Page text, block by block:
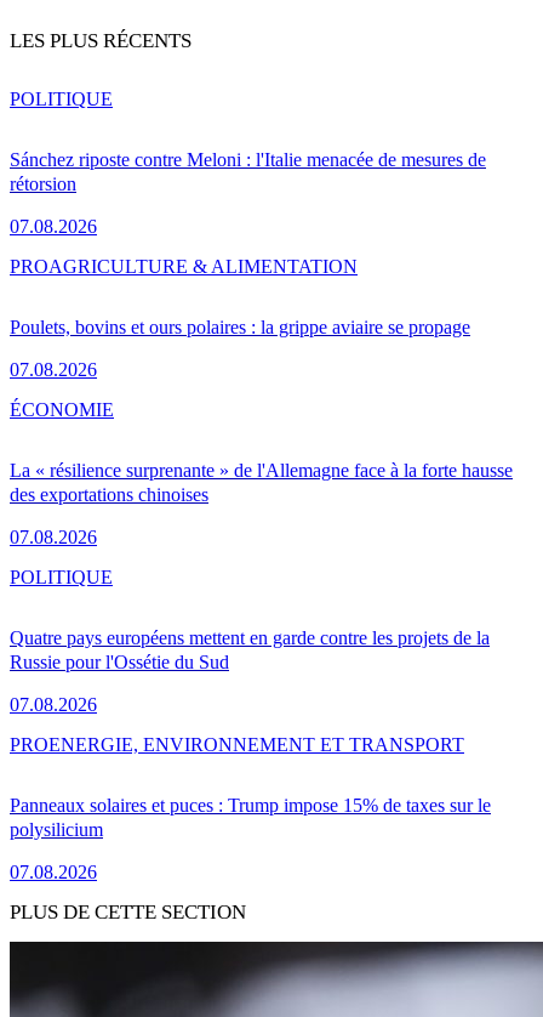
LES PLUS RÉCENTS
Sánchez riposte contre Meloni : l'Italie menacée de mesures de
rétorsion
07.08.2026
POLITIQUE
Poulets, bovins et ours polaires : la grippe aviaire se propage
07.08.2026
PROAGRICULTURE & ALIMENTATION
La « résilience surprenante » de l'Allemagne face à la forte hausse
des exportations chinoises
07.08.2026
ÉCONOMIE
Quatre pays européens mettent en garde contre les projets de la
Russie pour l'Ossétie du Sud
07.08.2026
POLITIQUE
Panneaux solaires et puces : Trump impose 15% de taxes sur le
polysilicium
07.08.2026
PROENERGIE, ENVIRONNEMENT ET TRANSPORT
PLUS DE CETTE SECTION